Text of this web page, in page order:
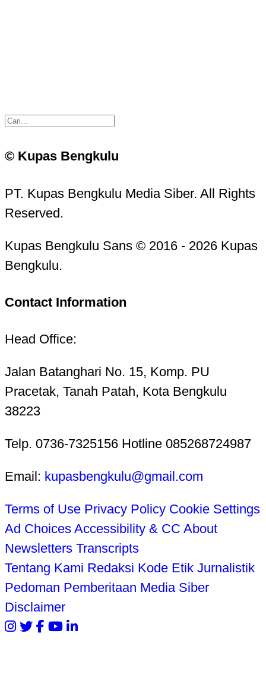
© Kupas Bengkulu
PT. Kupas Bengkulu Media Siber. All Rights
Reserved.
Kupas Bengkulu Sans © 2016 - 2026 Kupas
Bengkulu.
Contact Information
Head Office:
Jalan Batanghari No. 15, Komp. PU
Pracetak, Tanah Patah, Kota Bengkulu
38223
Telp. 0736-7325156 Hotline 085268724987
Email: kupasbengkulu@gmail.com
Terms of Use Privacy Policy Cookie Settings
Ad Choices Accessibility & CC About
Newsletters Transcripts
Tentang Kami Redaksi Kode Etik Jurnalistik
Pedoman Pemberitaan Media Siber
Disclaimer